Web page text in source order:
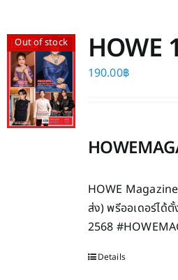
Out of stock HOWE
190.00฿
HOWE
ส่ง) พรีออเดอร์ได้
2568
Details